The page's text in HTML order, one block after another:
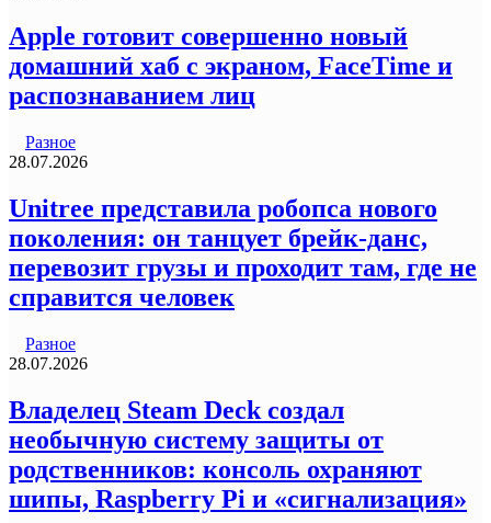
Apple готовит совершенно новый
домашний хаб с экраном, FaceTime и
распознаванием лиц
Разное
28.07.2026
Unitree представила робопса нового
поколения: он танцует брейк-данс,
перевозит грузы и проходит там, где не
справится человек
Разное
28.07.2026
Владелец Steam Deck создал
необычную систему защиты от
родственников: консоль охраняют
шипы, Raspberry Pi и «сигнализация»